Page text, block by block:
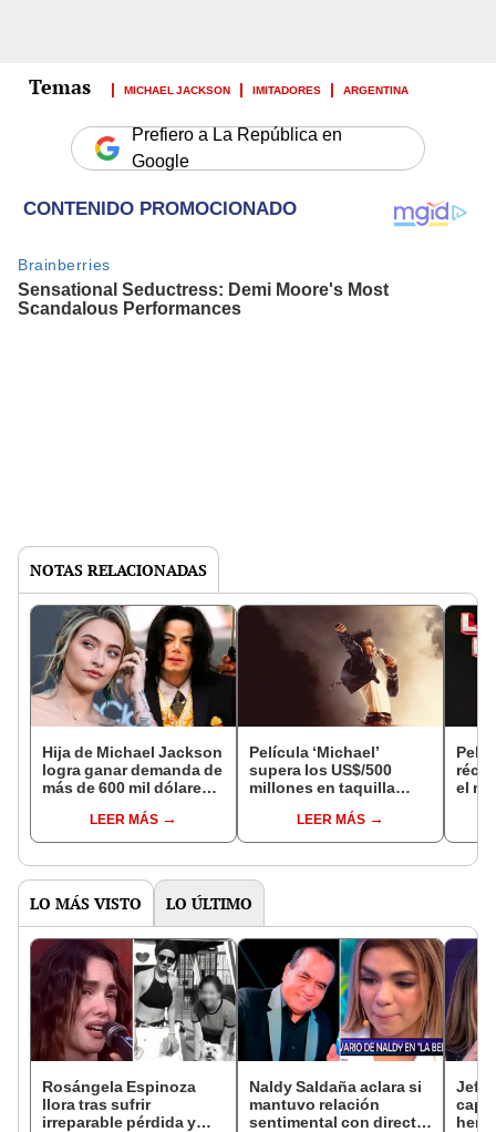
MICHAEL JACKSON IMITADORES ARGENTINA
Prefiero a La República en
Google
NOTAS RELACIONADAS
Hija de Michael Jackson
logra ganar demanda de
más de 600 mil dólares
herencia de su padre
LEER MÁS
Película ‘Michael’
supera los US$/500
millones en taquilla
en el biopic musical más
exitoso de Estados
LEER MÁS
el
LO MÁS VISTO LO ÚLTIMO
Rosángela Espinoza
llora tras sufrir
irreparable pérdida y
Naldy Saldaña aclara si
mantuvo relación
sentimental con director